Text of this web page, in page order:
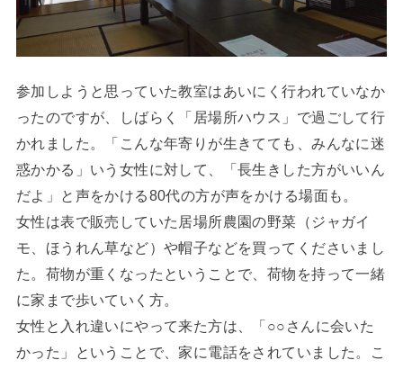
参加しようと思っていた教室はあいにく行われていなか
ったのですが、しばらく「居場所ハウス」で過ごして行
かれました。「こんな年寄りが生きてても、みんなに迷
惑かかる」いう女性に対して、「長生きした方がいいん
だよ」と声をかける80代の方が声をかける場面も。
女性は表で販売していた居場所農園の野菜（ジャガイ
モ、ほうれん草など）や帽子などを買ってくださいまし
た。荷物が重くなったということで、荷物を持って一緒
に家まで歩いていく方。
女性と入れ違いにやって来た方は、「○○さんに会いた
かった」ということで、家に電話をされていました。こ